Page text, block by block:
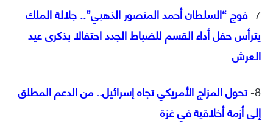
7- فوج “السلطان أحمد المنصور الذهبي”.. جلالة الملك
يترأس حفل أداء القسم للضباط الجدد احتفالا بذكرى عيد
العرش
8- تحول المزاج الأمريكي تجاه إسرائيل.. من الدعم المطلق
إلى أزمة أخلاقية في غزة